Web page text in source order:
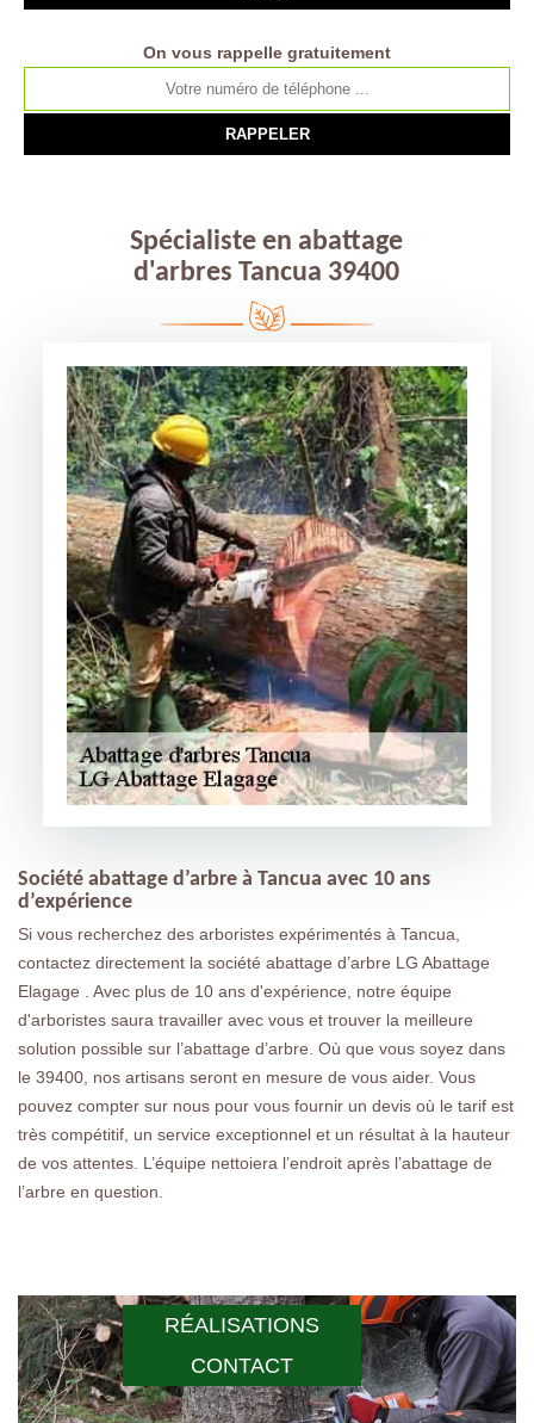
RÉALISATIONS
CONTACT
On vous rappelle gratuitement
Spécialiste en abattage
d'arbres Tancua 39400
Société abattage d’arbre à Tancua avec 10 ans
d’expérience
Si vous recherchez des arboristes expérimentés à Tancua,
contactez directement la société abattage d’arbre LG Abattage
Elagage . Avec plus de 10 ans d'expérience, notre équipe
d'arboristes saura travailler avec vous et trouver la meilleure
solution possible sur l’abattage d’arbre. Où que vous soyez dans
le 39400, nos artisans seront en mesure de vous aider. Vous
pouvez compter sur nous pour vous fournir un devis où le tarif est
très compétitif, un service exceptionnel et un résultat à la hauteur
de vos attentes. L’équipe nettoiera l’endroit après l’abattage de
l’arbre en question.